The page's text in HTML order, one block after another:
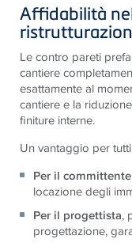
Affidabilità
Le contro pareti
cantiere
esattamente al
cantiere e la
finiture interne.
Un vantaggio per
Per il committente
locazione degli
Per il progettista,
progettazione,